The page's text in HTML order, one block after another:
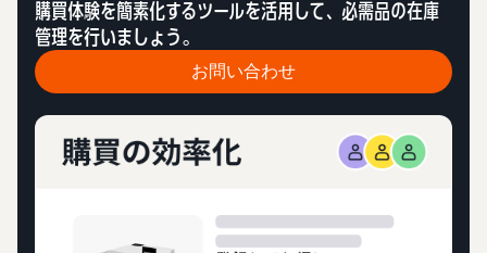
購買体験を簡素化するツールを活用して、必需品の在庫
管理を行いましょう。
お問い合わせ